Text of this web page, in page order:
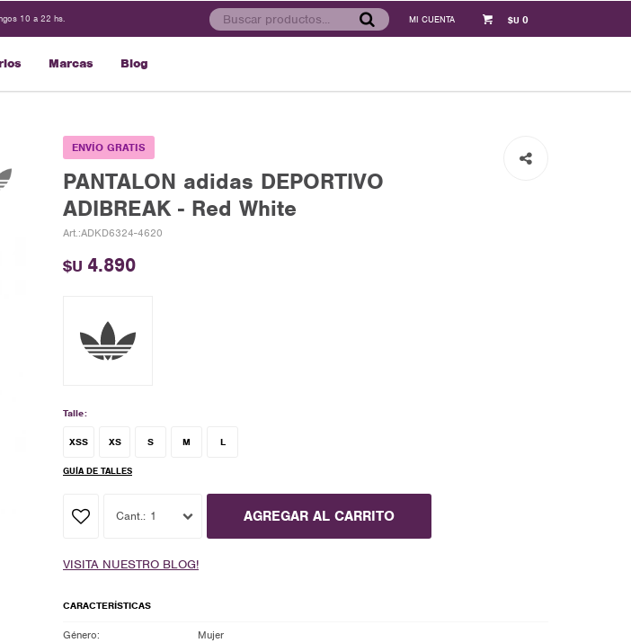
Marcas Blog
$U 0
10 a 22 hs.
ENVÍO GRATIS
PANTALON adidas DEPORTIVO
ADIBREAK - Red White
ADKD6324-4620
$U 4.890
Talle:
XSS XS S M L
GUÍA DE TALLES
1 AGREGAR AL CARRITO
VISITA NUESTRO BLOG!
CARACTERÍSTICAS
Género Mujer